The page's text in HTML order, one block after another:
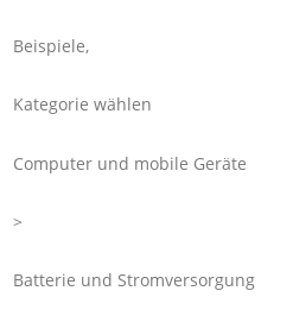
Beispiele,
Kategorie wählen
Computer und mobile Geräte
>
Batterie und Stromversorgung